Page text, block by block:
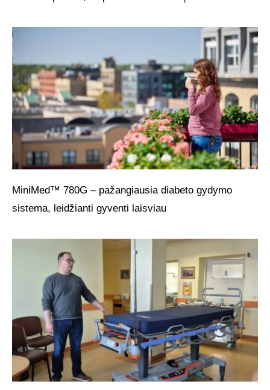
MiniMed™ 780G – pažangiausia diabeto gydymo
sistema, leidžianti gyventi laisviau